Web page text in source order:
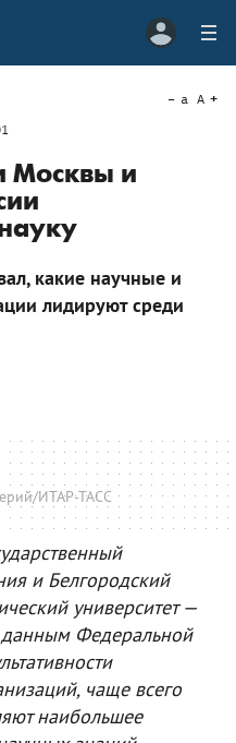
a A
Москвы и
какие научные и
лидируют среди
ИТАР-ТАСС
и Белгородский
университет —
данным Федеральной
чаще всего
наибольшее